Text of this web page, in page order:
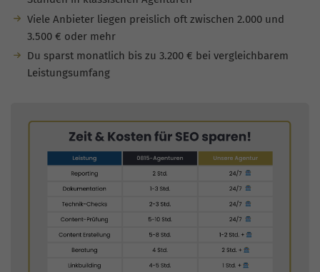
Viele Anbieter liegen preislich oft zwischen 2.000 und
3.500 € oder mehr
Du sparst monatlich bis zu 3.200 € bei vergleichbarem
Leistungsumfang